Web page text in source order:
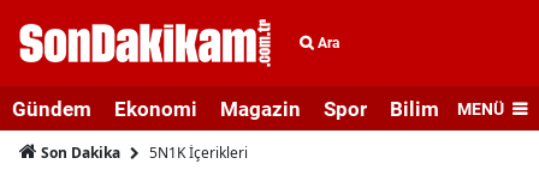
Ara
Gündem Ekonomi Magazin Spor Bilim veMENÜ
Son Dakika 5N1K İçerikleri